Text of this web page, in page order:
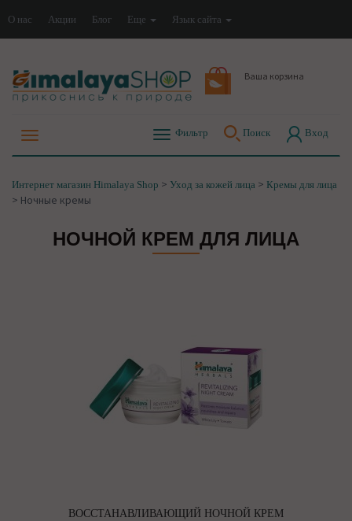
О нас Акции Блог Еще Язык сайта
Ваша корзина
Фильтр Поиск Вход
Интернет магазин Himalaya Shop > Уход за кожей лица > Кремы для лица
> Ночные кремы
НОЧНОЙ КРЕМ ДЛЯ ЛИЦА
ВОССТАНАВЛИВАЮЩИЙ НОЧНОЙ КРЕМ